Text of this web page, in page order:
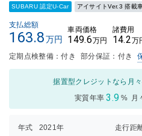
SUBARU 認定U-Car アイサイトVer.3 搭載
支払総額
163.8万円
車両価格
149.6万円
諸費用
14.2万
定期点検整備：付き 部分保証：付き
据置型クレジットなら月
実質年率 3.9 % 月
年式 2021年 走行距